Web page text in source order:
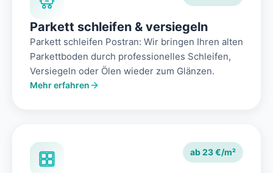
Parkett schleifen & versiegeln
Parkett schleifen Postran: Wir bringen Ihren alten
Parkettboden durch professionelles Schleifen,
Versiegeln oder Ölen wieder zum Glänzen.
Mehr erfahren
ab 23 €/m²